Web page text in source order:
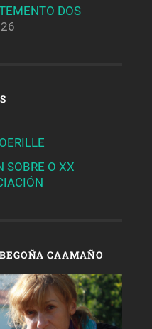
DOS
SOBRE O XX
CAAMAÑO